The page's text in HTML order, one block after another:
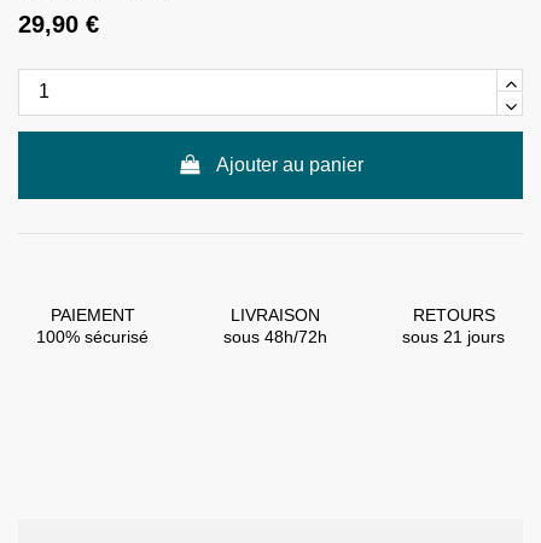
29,90 €
Ajouter au panier
PAIEMENT
100% sécurisé
LIVRAISON
sous 48h/72h
RETOURS
sous 21 jours